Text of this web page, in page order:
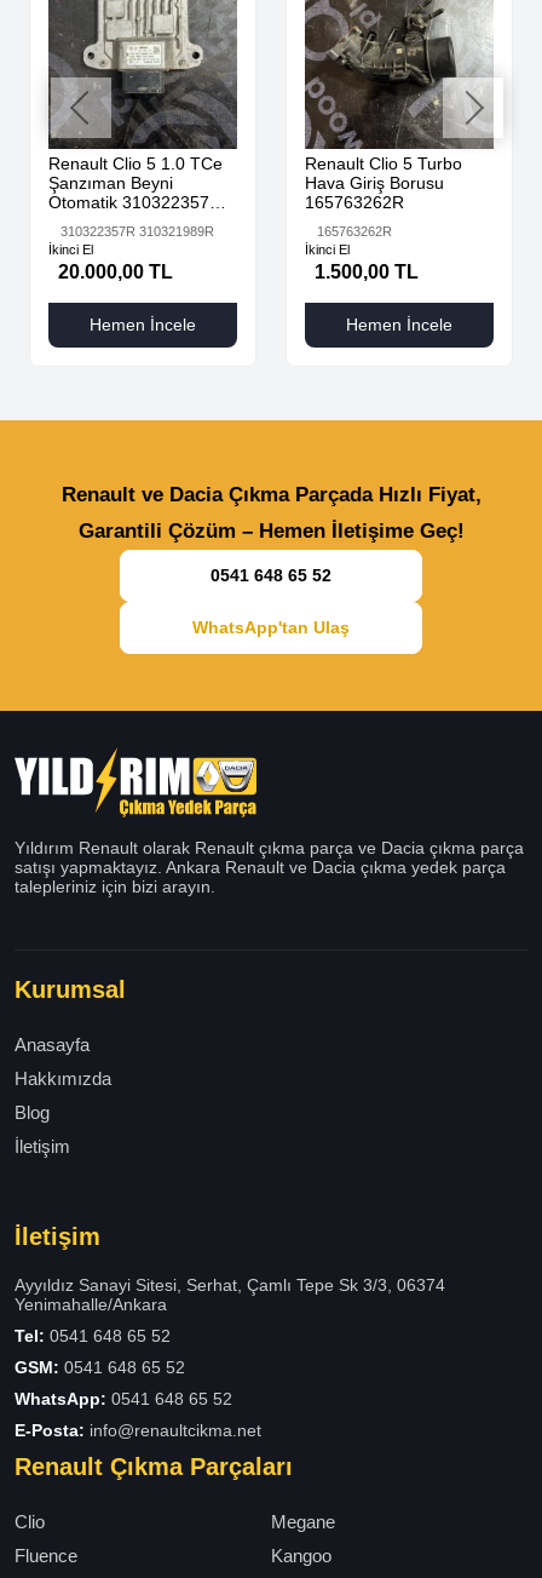
Renault Clio 5 1.0 TCe
Şanzıman Beyni
Otomatik 310322357R
310322357R 310321989R
İkinci El
20.000,00 TL
Hemen İncele
Renault Clio 5 Turbo
Hava Giriş Borusu
165763262R
165763262R
İkinci El
1.500,00 TL
Hemen İncele
Renault ve Dacia Çıkma Parçada Hızlı Fiyat,
Garantili Çözüm – Hemen İletişime Geç!
0541 648 65 52
WhatsApp'tan Ulaş
Yıldırım Renault olarak Renault çıkma parça ve Dacia çıkma parça
satışı yapmaktayız. Ankara Renault ve Dacia çıkma yedek parça
talepleriniz için bizi arayın.
Kurumsal
Anasayfa
Hakkımızda
Blog
İletişim
İletişim
Ayyıldız Sanayi Sitesi, Serhat, Çamlı Tepe Sk 3/3, 06374
Yenimahalle/Ankara
Tel: 0541 648 65 52
GSM: 0541 648 65 52
WhatsApp: 0541 648 65 52
E-Posta: info@renaultcikma.net
Renault Çıkma Parçaları
Clio
Megane
Fluence
Kangoo